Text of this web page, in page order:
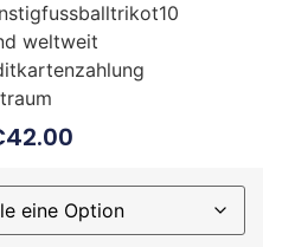
weltweit
42.00